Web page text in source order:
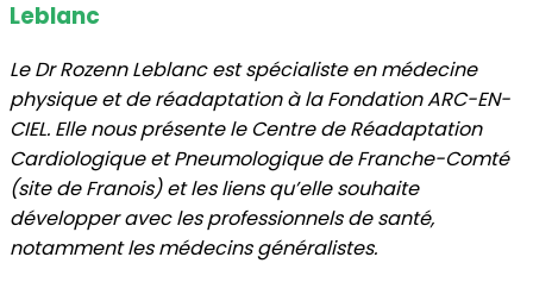
Leblanc
Le Dr Rozenn Leblanc est spécialiste en médecine
physique et de réadaptation à la Fondation ARC-EN-
CIEL. Elle nous présente le Centre de Réadaptation
Cardiologique et Pneumologique de Franche-Comté
(site de Franois) et les liens qu’elle souhaite
développer avec les professionnels de santé,
notamment les médecins généralistes.